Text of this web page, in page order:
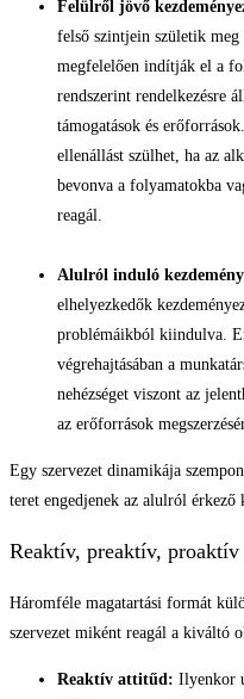
Felülről jövő
felső szintjein születik meg
megfelelően indítják el a
rendszerint rendelkezésre
támogatások és
ellenállást szülhet, ha az
bevonva a folyamatokba
reagál.
Alulról induló
elhelyezkedők
problémáikból kiindulva.
végrehajtásában a
nehézséget viszont az
az erőforrások
Egy szervezet dinamikája
teret engedjenek az alulról érkező
Reaktív, preaktív,
Háromféle magatartási formát
szervezet miként reagál a kiváltó
Reaktív attitűd: Ilyenkor